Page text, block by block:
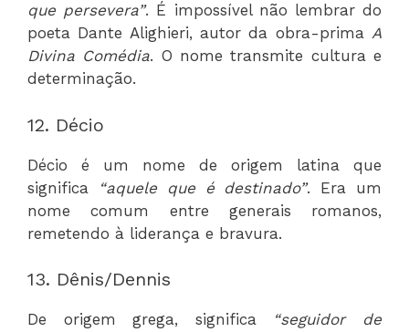
que persevera”. É impossível não lembrar do
poeta Dante Alighieri, autor da obra-prima A
Divina Comédia. O nome transmite cultura e
determinação.
12. Décio
Décio é um nome de origem latina que
significa
“aquele que é destinado”. Era um
nome comum entre generais romanos,
remetendo à liderança e bravura.
13. Dênis/Dennis
De origem grega, significa
“seguidor de